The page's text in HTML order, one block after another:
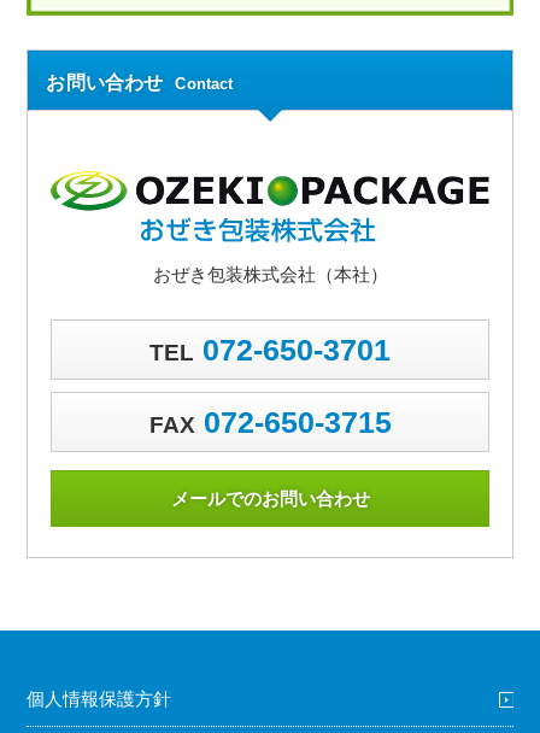
お問い合わせ Contact
おぜき包装株式会社（本社）
TEL 072-650-3701
FAX 072-650-3715
メールでのお問い合わせ
個人情報保護方針